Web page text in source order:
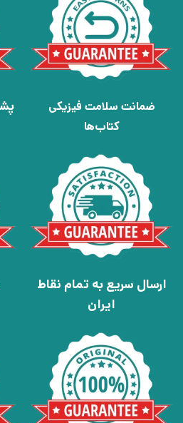
ضمانت سلامت فیزیکی
کتاب‌ها
ارسال سریع به تمام نقاط
ایران